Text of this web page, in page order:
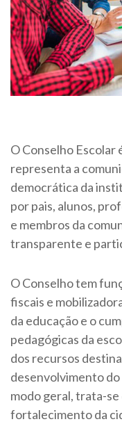
O Conselho Escolar
representa a
democrática da
por pais, alunos,
e membros da
transparente e
O Conselho tem
fiscais e
da educação e o
pedagógicas da
dos recursos
desenvolvimento
modo geral, trata-
fortalecimento da